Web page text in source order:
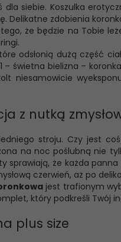
siebie. Koszulka
Delikatne zdobienia
że będzie na Tobie
odsłonią dużą część
świetna bielizna –
niesamowicie
z nutką
stroju. Czy jest
na noc poślubną nie
że każda
czerwień, aż po
jest trafionym
który podkreśli Twój
plus size